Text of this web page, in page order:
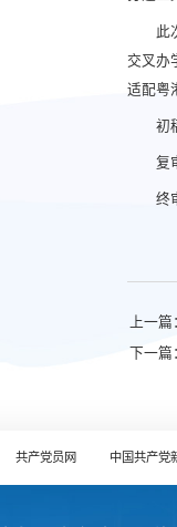
此
交叉办
适配粤
初
复
终
上一
下一篇
共产党员网 中国共产党